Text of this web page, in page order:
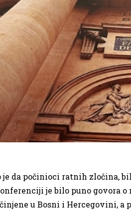
je da počinioci ratnih zločina,
je bilo puno govora
u Bosni i Hercegovini, a